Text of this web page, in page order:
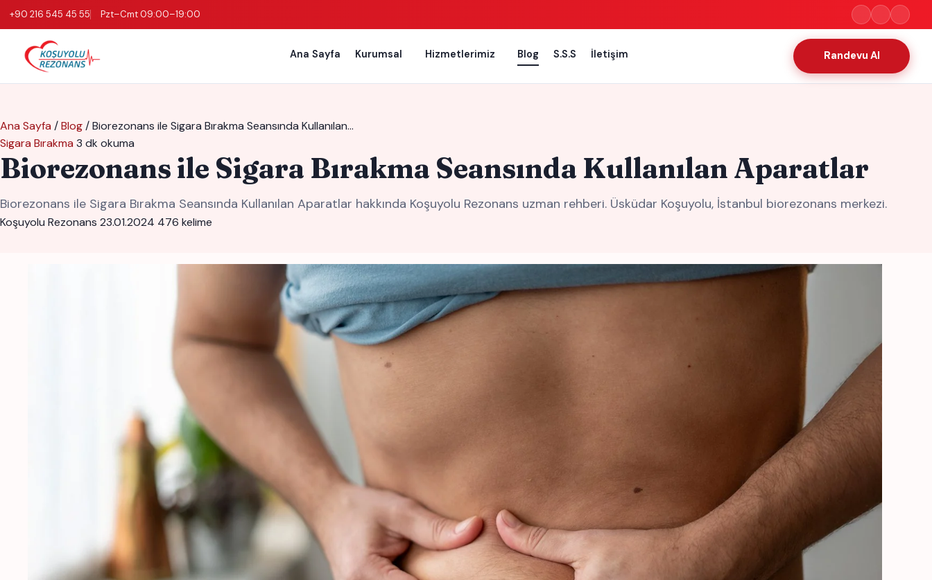
+90 216 545 45 55 Pzt–Cmt 09:00–19:00
Ana Sayfa Kurumsal Hizmetlerimiz Blog S.S.S İletişim Randevu Al
Ana Sayfa /Blog/Biorezonans ile Sigara Bırakma Seansında Kullanılan…
Sigara Bırakma 3 dk okuma
Biorezonans ile Sigara Bırakma Seansında Kullanılan Aparatlar
Biorezonans ile Sigara Bırakma Seansında Kullanılan Aparatlar hakkında Koşuyolu Rezonans uzman rehberi. Üsküdar Koşuyolu, İstanbul biorezonans merkezi.
Koşuyolu Rezonans 23.01.2024 476 kelime